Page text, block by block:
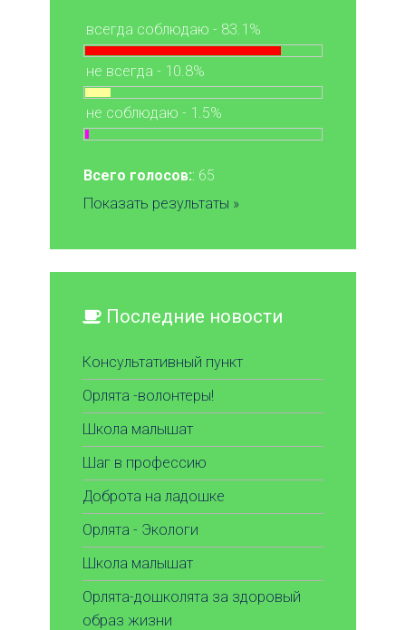
всегда соблюдаю - 83.1%
не всегда - 10.8%
не соблюдаю - 1.5%
Всего голосов:: 65
Показать результаты »
Последние новости
Консультативный пункт
Орлята -волонтеры!
Школа малышат
Шаг в профессию
Доброта на ладошке
Орлята - Экологи
Школа малышат
Орлята-дошколята за здоровый
образ жизни